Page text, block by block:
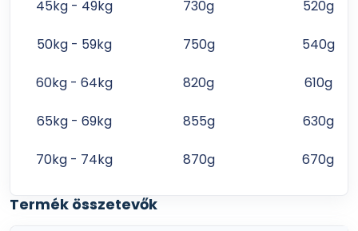
hidrolizált baromfimáj, lenmag, cukorrépa pép,
(frukto-oligoszacharidek), béta-glükánok,
schidigera), glükózamin, kondroitin-szulfát,
aminosavak).
FEHÉRJE 28% / ZSÍR 14%
45kg - 49kg 730g 520g
50kg - 59kg 750g 540g
60kg - 64kg 820g 610g
65kg - 69kg 855g 630g
70kg - 74kg 870g 670g
Termék összetevők